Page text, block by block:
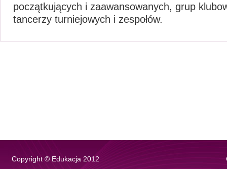
początkujących i zaawansowanych, grup
tancerzy turniejowych i zespołów.
Copyright © Edukacja 2012